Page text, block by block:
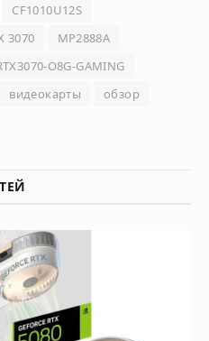
CF1010U12S
3070
MP2888A
O8G-GAMING
видеокарты
обзор